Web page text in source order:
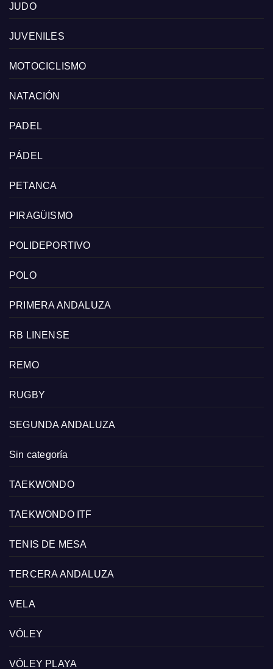
JUDO
JUVENILES
MOTOCICLISMO
NATACIÓN
PADEL
PÁDEL
PETANCA
PIRAGÜISMO
POLIDEPORTIVO
POLO
PRIMERA ANDALUZA
RB LINENSE
REMO
RUGBY
SEGUNDA ANDALUZA
Sin categoría
TAEKWONDO
TAEKWONDO ITF
TENIS DE MESA
TERCERA ANDALUZA
VELA
VÓLEY
VÓLEY PLAYA